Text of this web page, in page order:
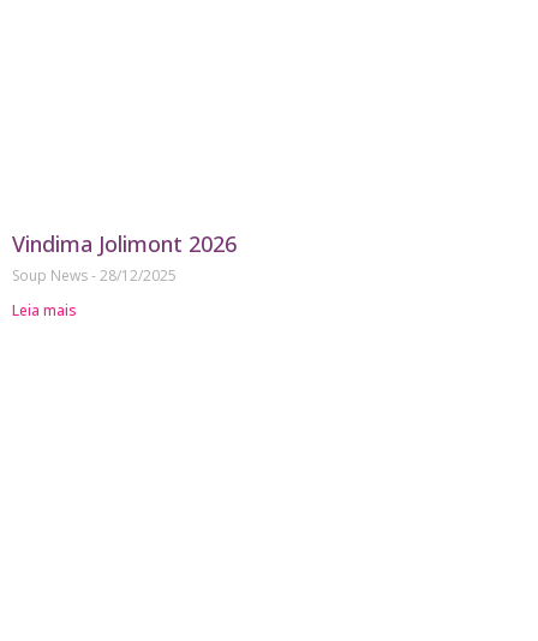
Vindima Jolimont 2026
Soup News 28/12/2025
Leia mais